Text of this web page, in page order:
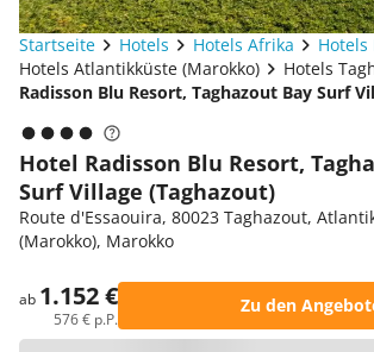
Startseite Hotels Hotels Afrika
Hotels
Hotels Atlantikküste (Marokko)
Hotels
Radisson Blu Resort, Taghazout Bay Surf
Hotel Radisson Blu Resort,
Surf Village (Taghazout)
Route d'Essaouira, 80023 Taghazout,
(Marokko), Marokko
ab 1.152 €
576 € p.P.
Zu den